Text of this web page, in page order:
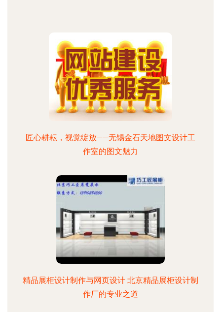
匠心耕耘，视觉绽放——无锡金石天地图文设计工
作室的图文魅力
精品展柜设计制作与网页设计 北京精品展柜设计制
作厂的专业之道